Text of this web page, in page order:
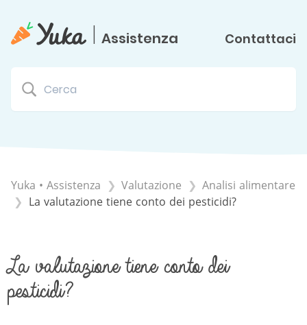
| Assistenza Contattaci
Yuka • Assistenza ​Valutazione
​Analisi alimentare
La valutazione tiene conto dei pesticidi?
La valutazione tiene conto dei
pesticidi?